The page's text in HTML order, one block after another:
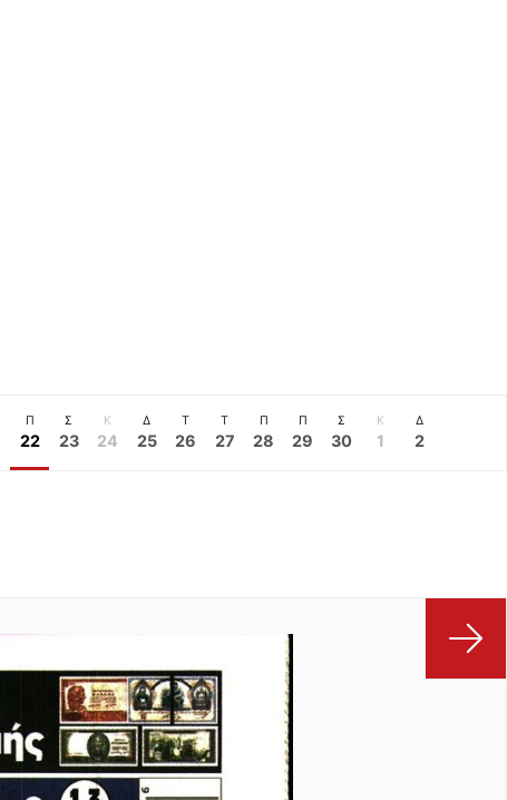
Π
22
Σ
23
Κ
24
Δ
25
Τ
26
Τ
27
Π
28
Π
29
Σ
30
Κ
1
Δ
2